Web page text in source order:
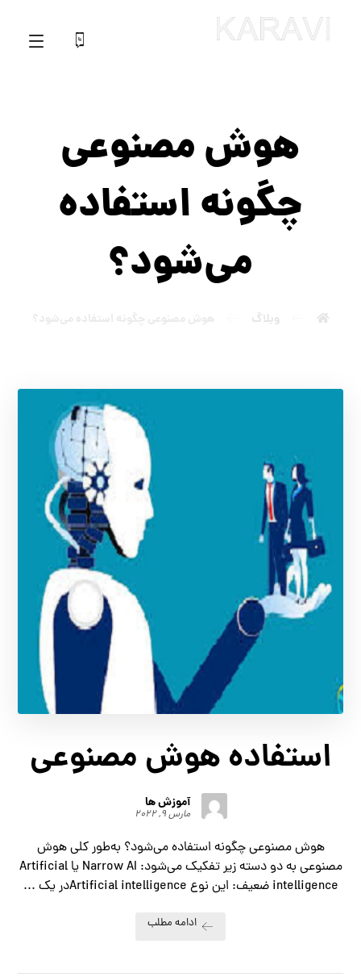
هوش مصنوعی
چگونه استفاده
می‌شود؟
وبلاگ
استفاده هوش مصنوعی
آموزش ها
مارس ۹, ۲۰۲۲
هوش مصنوعی چگونه استفاده می‌شود؟ به‌طور کلی هوش
مصنوعی به دو دسته زیر تفکیک می‌شود: Narrow AI یا Artificial
intelligence ضعیف: این نوع Artificial intelligenceدر یک ...
ادامه مطلب